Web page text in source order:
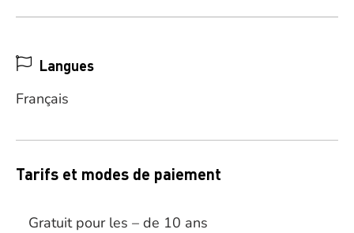
Langues
Français
Tarifs et modes de paiement
Gratuit pour les – de 10 ans